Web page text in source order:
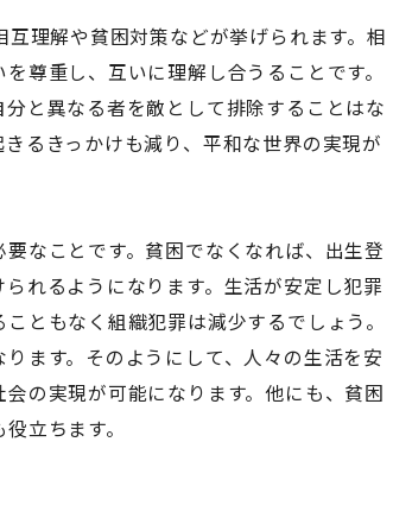
理解や貧困対策などが挙げられます。相
尊重し、互いに理解し合うることです。
と異なる者を敵として排除することはな
るきっかけも減り、平和な世界の実現が
なことです。貧困でなくなれば、出生登
れるようになります。生活が安定し犯罪
ともなく組織犯罪は減少するでしょう。
ます。そのようにして、人々の生活を安
の実現が可能になります。他にも、貧困
立ちます。